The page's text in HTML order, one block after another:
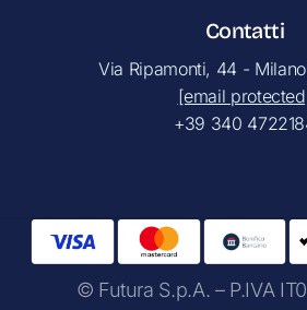
Contatti
Via Ripamonti, 44 - Milano
[email
+39 340
© Futura S.p.A. – P.IVA